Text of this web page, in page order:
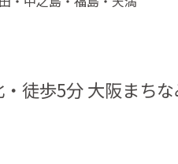
徒歩5分 大阪まちな